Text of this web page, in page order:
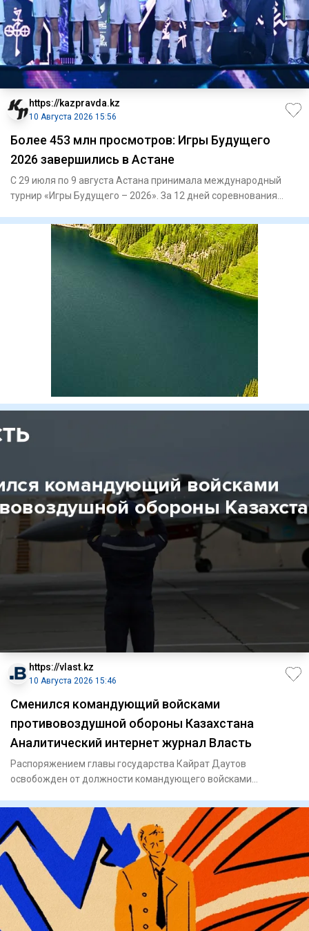
https://kazpravda.kz
10 Августа 2026 15:56
Более 453 млн просмотров: Игры Будущего
2026 завершились в Астане
С 29 июля по 9 августа Астана принимала международный
турнир «Игры Будущего – 2026». За 12 дней соревнования
https://vlast.kz
10 Августа 2026 15:46
Сменился командующий войсками
противовоздушной обороны Казахстана
Аналитический интернет журнал Власть
Распоряжением главы государства Кайрат Даутов
освобожден от должности командующего войсками